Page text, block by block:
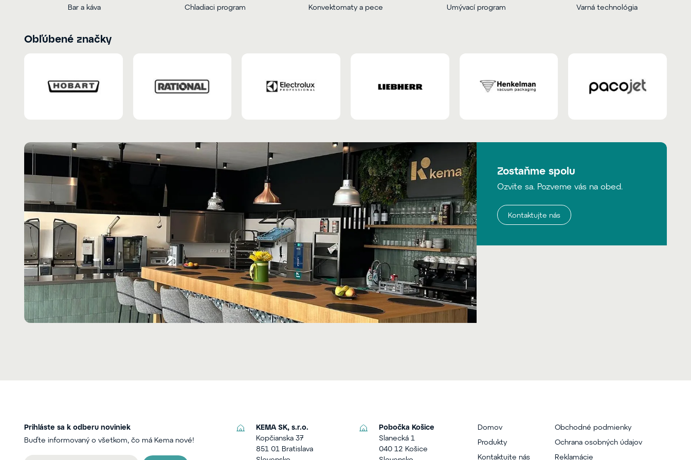
Bar a káva Chladiaci program Konvektomaty a pece Umývací program Varná technológia
Obľúbené značky
Zostaňme spolu
Ozvite sa. Pozveme vás na obed.
Kontaktujte nás
Prihláste sa k odberu noviniek
Buďte informovaný o všetkom, čo má Kema nové!
KEMA SK, s.r.o.
Kopčianska 37
851 01 Bratislava
Pobočka Košice
Slanecká 1
040 12 Košice
Domov
Produkty
Kontaktujte nás
Obchodné podmienky
Ochrana osobných údajov
Reklamácie